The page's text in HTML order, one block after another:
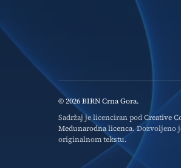
© 2026 BIRN Crna Gora.
Sadržaj je licenciran podCreative
Međunarodna licenca. Dozvoljeno
originalnom tekstu.